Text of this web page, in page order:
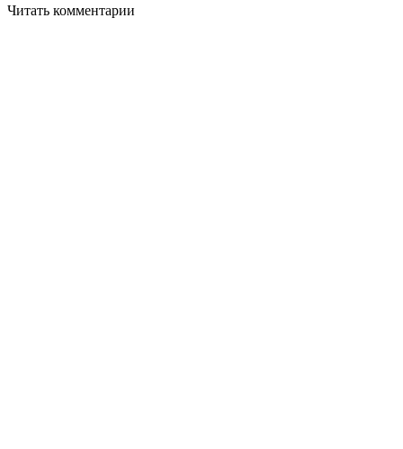
Читать комментарии